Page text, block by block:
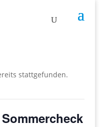
stattgefunden.